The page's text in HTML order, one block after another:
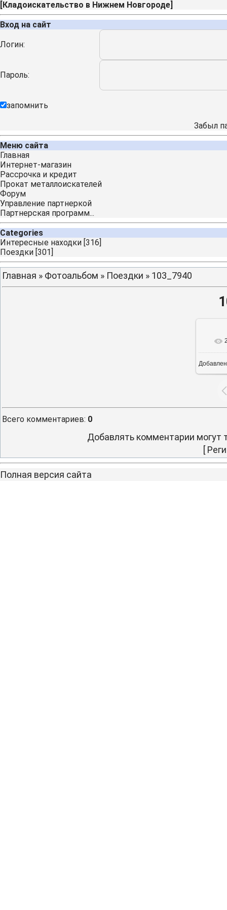
[Кладоискательство в Нижнем Новгороде]
Вход на сайт
Логин:
Пароль:
запомнить
Забыл
Меню сайта
Главная
Интернет-магазин
Рассрочка и кредит
Прокат металлоискателей
Форум
Управление партнеркой
Партнерская программ...
Categories
Интересные находки [316]
Поездки [301]
Главная » Фотоальбом » Поездки » 103_7940
Всего комментариев: 0
Добавлять комментарии могут
[
Полная версия сайта